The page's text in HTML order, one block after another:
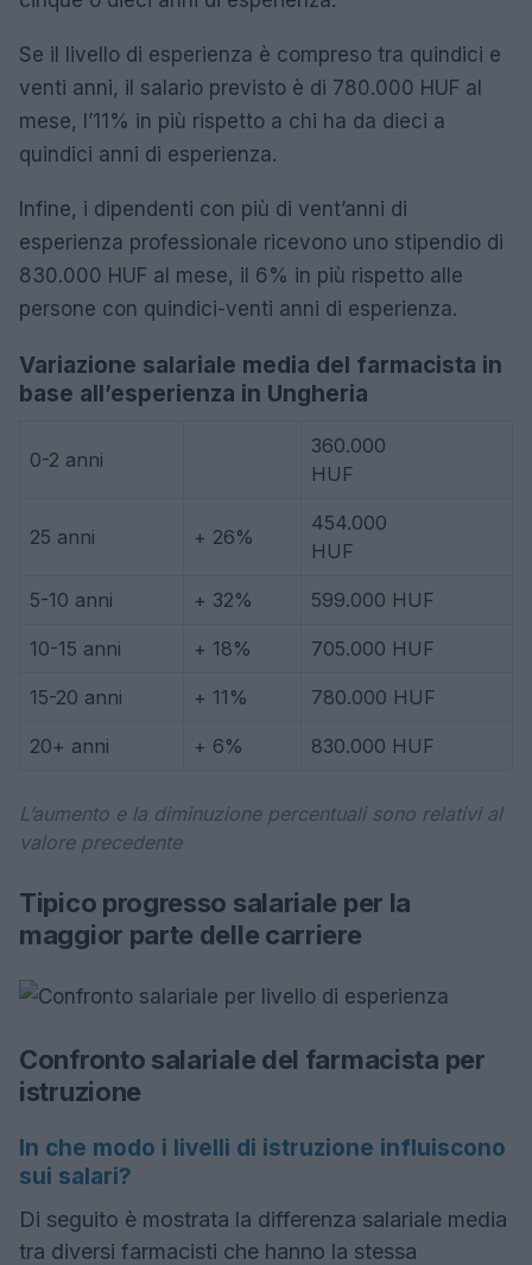
Se il livello di esperienza è compreso tra quindici e
venti anni, il salario previsto è di 780.000 HUF al
mese, l’11% in più rispetto a chi ha da dieci a
quindici anni di esperienza.
Infine, i dipendenti con più di vent’anni di
esperienza professionale ricevono uno stipendio di
830.000 HUF al mese, il 6% in più rispetto alle
persone con quindici-venti anni di esperienza.
Variazione salariale media del farmacista in
base all’esperienza in Ungheria
0-2 anni
360.000
HUF
25 anni + 26%
454.000
HUF
5-10 anni + 32% 599.000 HUF
10-15 anni + 18% 705.000 HUF
15-20 anni + 11% 780.000 HUF
20+ anni + 6% 830.000 HUF
L’aumento e la diminuzione percentuali sono relativi al
valore precedente
Tipico progresso salariale per la
maggior parte delle carriere
Confronto salariale del farmacista per
istruzione
In che modo i livelli di istruzione influiscono
sui salari?
Di seguito è mostrata la differenza salariale media
tra diversi farmacisti che hanno la stessa